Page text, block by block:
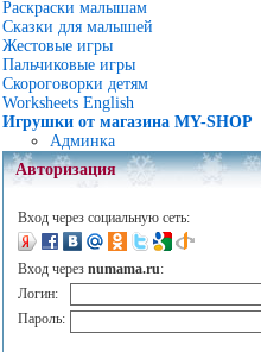
Раскраски малышам
Сказки для малышей
Жестовые игры
Пальчиковые игры
Скороговорки детям
Worksheets English
Игрушки от магазина MY-SHOP
Админка
Авторизация
Вход через социальную сеть:
Вход через numama.ru:
Логин:
Пароль: